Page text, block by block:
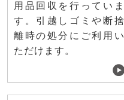
用品回収を行っていま
す。引越しゴミや断捨
離時の処分にご利用い
ただけます。